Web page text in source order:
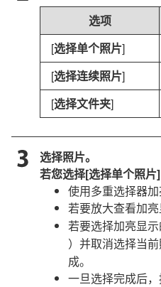
选项
[选择单个照片]
[选择连续照片]
[选择文件夹]
选择照片。
若您选择[选择单个照片]
使用多重选择器加
若要放大查看加
若要选择加亮显
）并取消选择当
成。
一旦选择完成后